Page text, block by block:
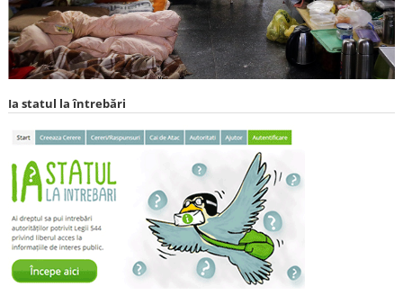
Ia statul la întrebări